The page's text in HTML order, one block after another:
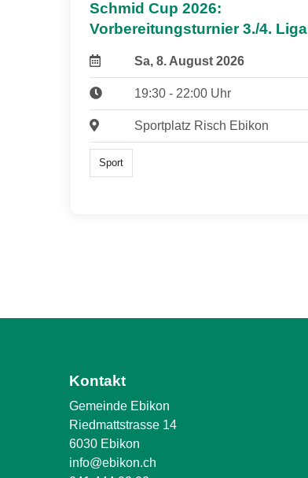
Schmid Cup 2026:
Vorbereitungsturnier 3./4. Liga
Sa, 8. August 2026
19:30 - 22:00 Uhr
Sportplatz Risch Ebikon
Sport
Kontakt
Gemeinde Ebikon
Riedmattstrasse 14
6030 Ebikon
info@ebikon.ch